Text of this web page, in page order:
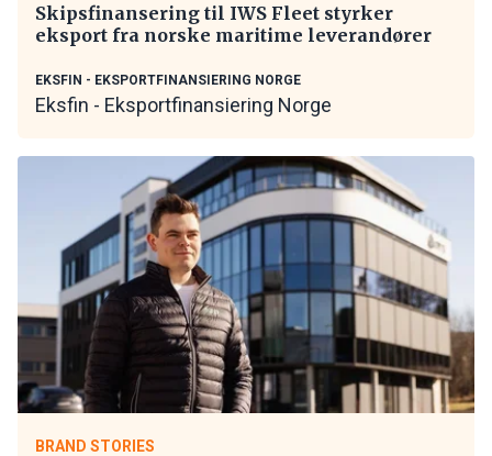
Skipsfinansering til IWS Fleet styrker
eksport fra norske maritime leverandører
EKSFIN - EKSPORTFINANSIERING NORGE
Eksfin - Eksportfinansiering Norge
BRAND STORIES